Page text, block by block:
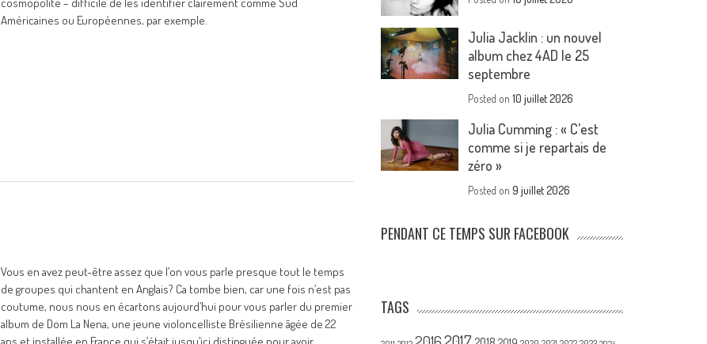
Américaines ou Européennes, par exemple.
Vous en avez peut-être assez que l’on vous parle presque tout le temps
de groupes qui chantent en Anglais? Ca tombe bien, car une fois n’est pas
coutume, nous nous en écartons aujourd’hui pour vous parler du premier
album de Dom La Nena, une jeune violoncelliste Brésilienne âgée de 22
Julia Jacklin : un nouvel
album chez 4AD le 25
septembre
Posted on10 juillet 2026
Julia Cumming : « C’est
comme si je repartais de
zéro »
Posted on9 juillet 2026
PENDANT CE TEMPS SUR FACEBOOK
TAGS